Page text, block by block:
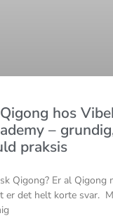
hos
–
praksis
Qigong? Er al Qigong
er det helt korte svar.